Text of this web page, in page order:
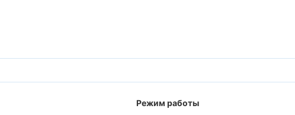
Режим работы